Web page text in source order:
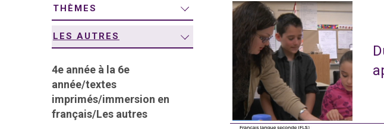
THÈMES
LES AUTRES
4e année à la 6e
année/textes
imprimés/immersion en
français/Les autres